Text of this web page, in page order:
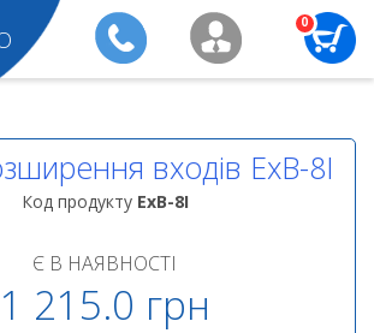
0
входів ExB-8I
Код продукту ExB-8I
Є В НАЯВНОСТІ
1 215.0 грн